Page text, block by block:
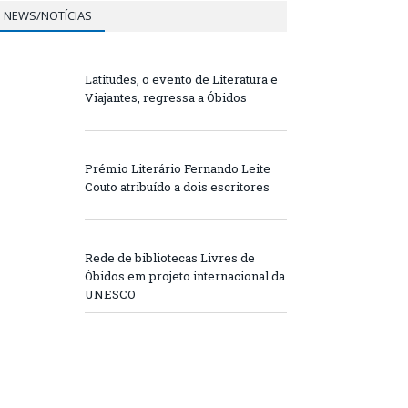
NEWS/NOTÍCIAS
Latitudes, o evento de Literatura e
Viajantes, regressa a Óbidos
Prémio Literário Fernando Leite
Couto atribuído a dois escritores
Rede de bibliotecas Livres de
Óbidos em projeto internacional da
UNESCO